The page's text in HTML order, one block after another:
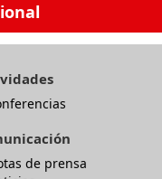
de prensa